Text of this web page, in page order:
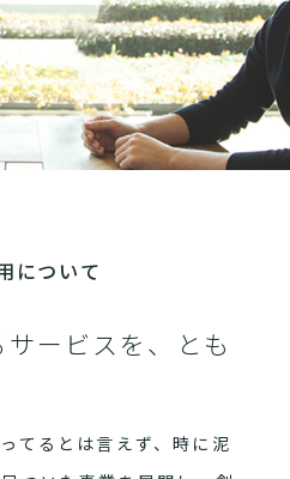
について
ービスを、とも
てるとは言えず、時に泥